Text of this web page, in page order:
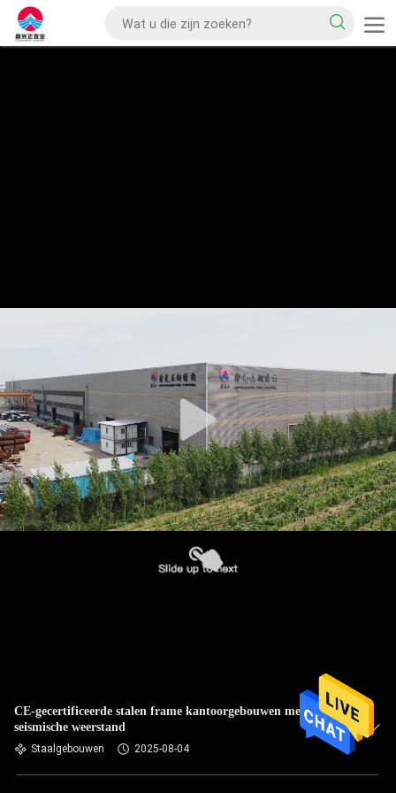
CE-gecertificeerde stalen frame kantoorgebouwen met
seismische weerstand
Staalgebouwen 2025-08-04